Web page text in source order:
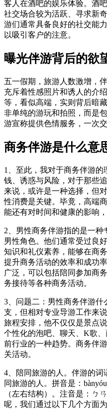
客人在酒吧的娱乐体验。酒
社交场合较为活跃、寻求新
游们通常具备良好的社交能
以吸引客户的注意。
曝光伴游背后的欲
五一假期，旅游人数激增，
充斥着性感照片和诱人的介
等，看似高端，实则背后暗
非单纯的游玩和拍照，而是
游宣称提供色情服务，一次
商务伴游是什么意
1、至此，我对于商务伴游
钱、诱惑与风险，对于那些
来说，或许是一种选择，但
性消费是关键。毕竟，高端
能还有对时间和健康的影响
2、男性商务伴游指的是一
男性角色。他们通常受过良
知识和礼仪素养，能够在商
提升商务活动的效率和成功
广泛，可以包括陪同参加商
务接待等各种商务活动。
3、问题二：男性商务伴游
支，但相对专业导游工作来
旅程安排，他不仅仅是景点
个性化的泡吧、聊天、K歌
前行业的一种趋势。商务伴
关活动。
4、陪同旅游的人。伴游的词
同旅游的人。拼音是：
（左右结构）。注音是：ㄅ
呢，我们通过以下几个方面